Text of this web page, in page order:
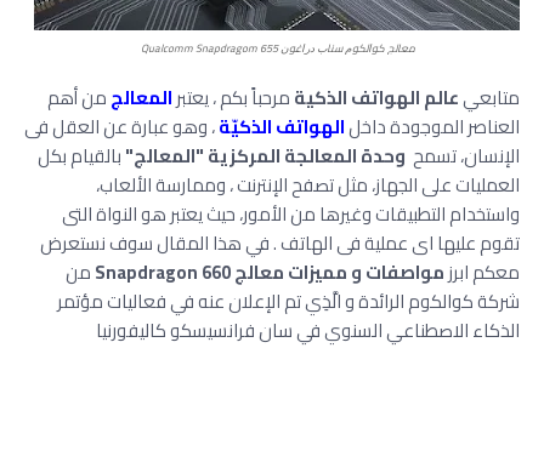
معالج ﻛﻮﺍﻟﻜﻮﻡ ﺳﻨﺎﺏ ﺩﺭﺍﻏﻮﻥ Qualcomm Snapdragom 655
متابعيعالم الهواتف الذكيةمرحباً بكم ، يعتبرالمعالجمن أهم
العناصر الموجودة داخلالهواتف الذكيّة، وهو عبارة عن العقل فى
الإنسان، تسمح وحدة المعالجة المركزية "المعالج"بالقيام بكل
العمليات على الجهاز، مثل تصفح الإنترنت ، وممارسة الألعاب،
واستخدام التطبيقات وغيرها من الأمور، حيث يعتبر هو النواة التى
تقوم عليها اى عملية فى الهاتف . في هذا المقال سوف نستعرض
معكم ابرزمواصفات و مميزات معالج Snapdragon 660
من
شركة كوالكوم الرائدة و الَّذِي تم الإعلان عنه في فعاليات مؤتمر
الذكاء الاصطناعي السنوي في سان فرانسيسكو كاليفورنيا